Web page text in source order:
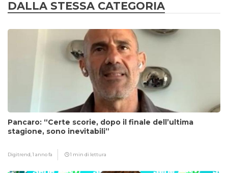
DALLA STESSA CATEGORIA
Pancaro: “Certe scorie, dopo il finale dell’ultima
stagione, sono inevitabili”
Digitrend,1 anno fa 1 min di lettura